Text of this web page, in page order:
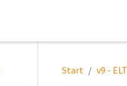
Start v9 -